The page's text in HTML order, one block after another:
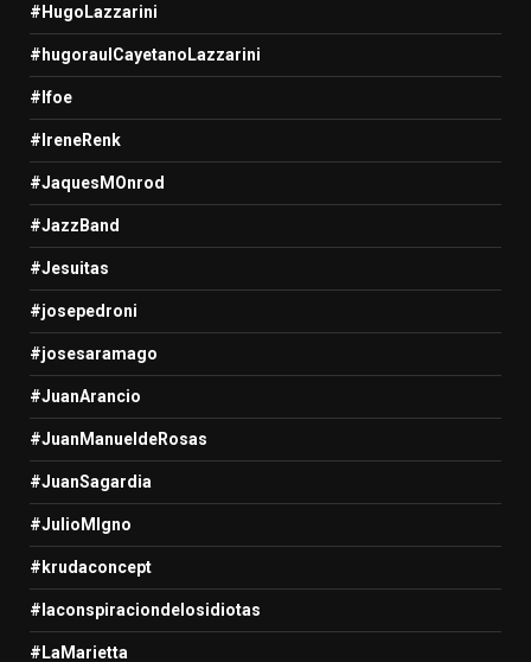
#HugoLazzarini
#hugoraulCayetanoLazzarini
#Ifoe
#IreneRenk
#JaquesMOnrod
#JazzBand
#Jesuitas
#josepedroni
#josesaramago
#JuanArancio
#JuanManueldeRosas
#JuanSagardia
#JulioMIgno
#krudaconcept
#laconspiraciondelosidiotas
#LaMarietta